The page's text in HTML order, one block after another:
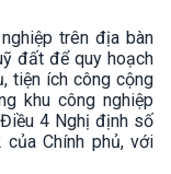
trên địa bàn
đất để quy hoạch
tiện ích công cộng
khu công nghiệp
4 Nghị định số
Chính phủ, với